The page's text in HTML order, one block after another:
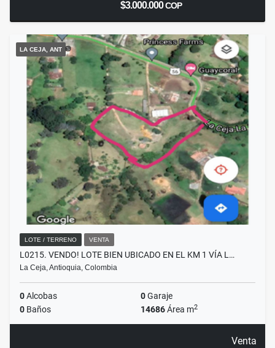
$3.000.000COP
LA CEJA, ANT
LOTE / TERRENO VENTA
L0215. VENDO! LOTE BIEN UBICADO EN EL KM 1 VÍA L…
La Ceja, Antioquia, Colombia
0Alcobas 0Garaje
0 Baños 14686Área m2
Venta